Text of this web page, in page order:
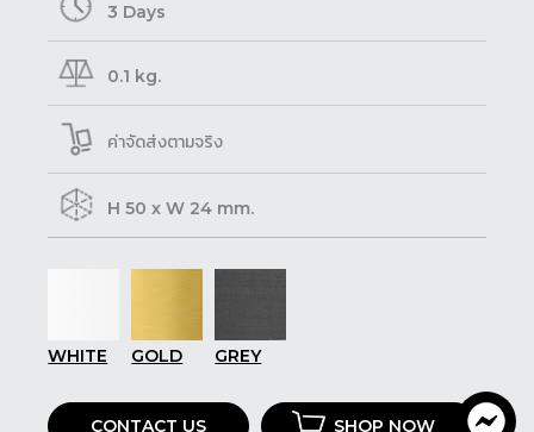
3 Days
0.1 kg.
ค่าจัดส่งตามจริง
H 50 x W 24 mm.
WHITE GOLD GREY
CONTACT US SHOP NOW